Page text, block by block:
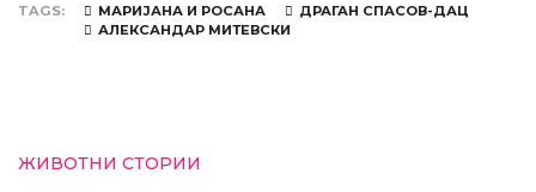
TAGS МАРИЈАНА И РОСАНА
ДРАГАН СПАСОВ-ДАЦ
АЛЕКСАНДАР МИТЕВСКИ
ЖИВОТНИ СТОРИИ